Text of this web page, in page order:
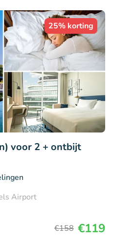
25% korting
voor 2 + ontbijt
Airport
€158 €119